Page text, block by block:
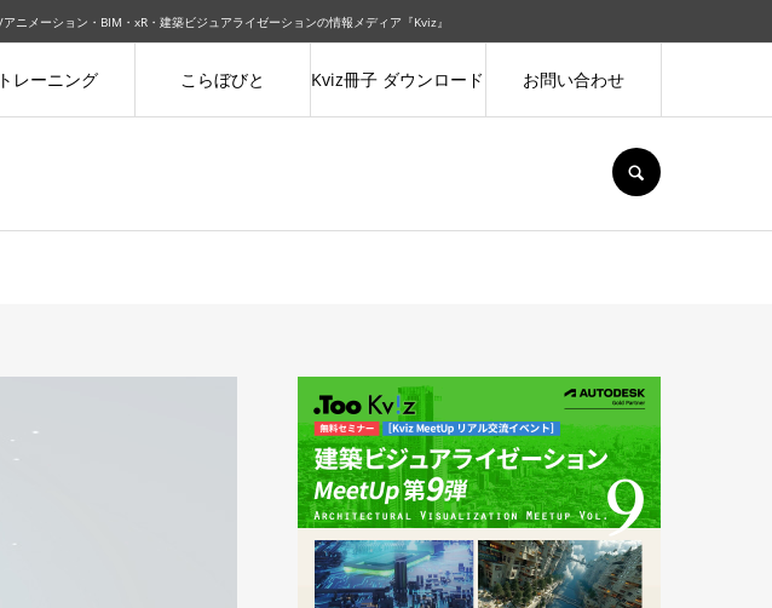
メーション・BIM・xR・建築ビジュアライゼーションの情報メディア『Kviz』
トレーニング こらぼびと Kviz冊子 ダウンロード お問い合わせ